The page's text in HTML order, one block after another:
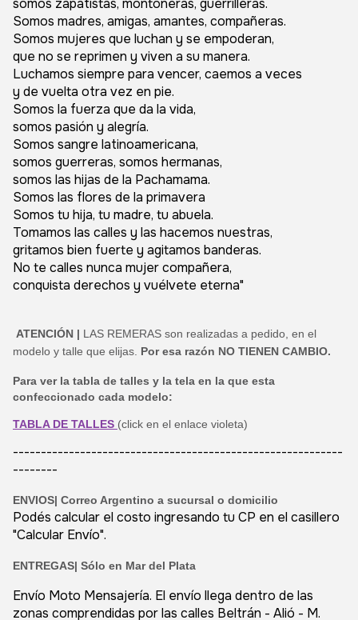
somos zapatistas, montoneras, guerrilleras.
Somos madres, amigas, amantes, compañeras.
Somos mujeres que luchan y se empoderan,
que no se reprimen y viven a su manera.
Luchamos siempre para vencer, caemos a veces
y de vuelta otra vez en pie.
Somos la fuerza que da la vida,
somos pasión y alegría.
Somos sangre latinoamericana,
somos guerreras, somos hermanas,
somos las hijas de la Pachamama.
Somos las flores de la primavera
Somos tu hija, tu madre, tu abuela.
Tomamos las calles y las hacemos nuestras,
gritamos bien fuerte y agitamos banderas.
No te calles nunca mujer compañera,
conquista derechos y vuélvete eterna"
ATENCIÓN | LAS REMERAS son realizadas a pedido, en el
modelo y talle que elijas. Por esa razón NO TIENEN CAMBIO.
Para ver la tabla de talles y la tela en la que esta
confeccionado cada modelo:
TABLA DE TALLES (click en el enlace violeta)
-----------------------------------------------------------
--------
ENVIOS| Correo Argentino a sucursal o domicilio
Podés calcular el costo ingresando tu CP en el casillero
"Calcular Envío".
ENTREGAS| Sólo en Mar del Plata
Envío Moto Mensajería. El envío llega dentro de las
zonas comprendidas por las calles Beltrán - Alió - M.